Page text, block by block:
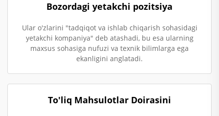
Bozordagi yetakchi pozitsiya
Ular o'zlarini "tadqiqot va ishlab chiqarish sohasidagi
yetakchi kompaniya" deb atashadi, bu esa ularning
maxsus sohasiga nufuzi va texnik bilimlarga ega
ekanligini anglatadi.
To'liq Mahsulotlar Doirasini